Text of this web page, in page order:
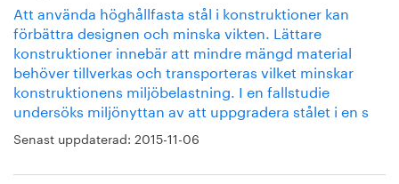
Att använda höghållfasta stål i konstruktioner kan
förbättra designen och minska vikten. Lättare
konstruktioner innebär att mindre mängd material
behöver tillverkas och transporteras vilket minskar
konstruktionens miljöbelastning. I en fallstudie
undersöks miljönyttan av att uppgradera stålet i en s
Senast uppdaterad: 2015-11-06